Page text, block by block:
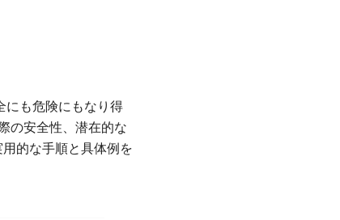
にも危険にもなり得
の安全性、潜在的な
的な手順と具体例を